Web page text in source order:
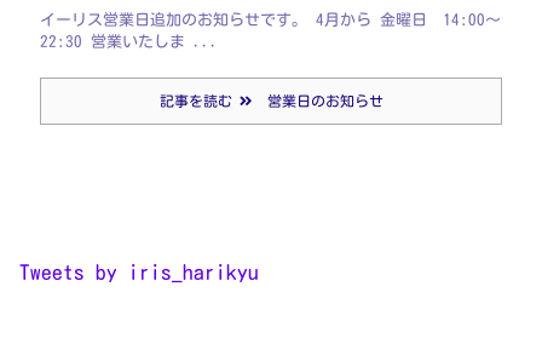
イーリス営業日追加のお知らせです。 4月から 金曜日 14:00～
22:30 営業いたしま ...
記事を読む 営業日のお知らせ
Tweets by iris_harikyu